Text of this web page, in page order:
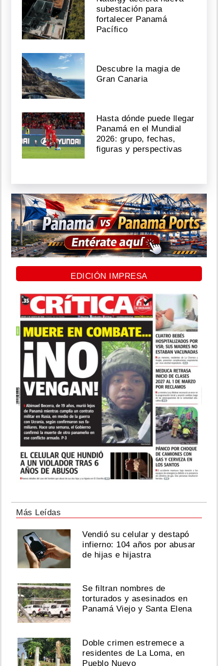
subestación para
fortalecer Panamá
Pacífico
Descubre la magia de
Gran Canaria
Hasta dónde puede llegar
Panamá en el Mundial
2026: grupo, fechas,
figuras y perspectivas
EDICIÓN IMPRESA
Más Leídas
Vendió su celular y destapó
infierno: 104 años por abusar
de hijas e hijastra
Se filtran nombres de
torturados y asesinados en
Panamá Viejo y Santa Elena
Doble crimen estremece a
residentes de La Loma, en
Pueblo Nuevo